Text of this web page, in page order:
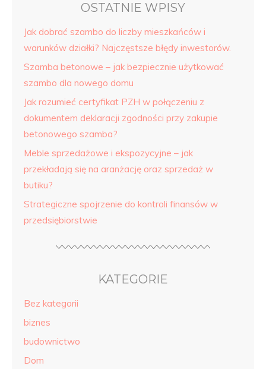
OSTATNIE WPISY
Jak dobrać szambo do liczby mieszkańców i
warunków działki? Najczęstsze błędy inwestorów.
Szamba betonowe – jak bezpiecznie użytkować
szambo dla nowego domu
Jak rozumieć certyfikat PZH w połączeniu z
dokumentem deklaracji zgodności przy zakupie
betonowego szamba?
Meble sprzedażowe i ekspozycyjne – jak
przekładają się na aranżację oraz sprzedaż w
butiku?
Strategiczne spojrzenie do kontroli finansów w
przedsiębiorstwie
KATEGORIE
Bez kategorii
biznes
budownictwo
Dom